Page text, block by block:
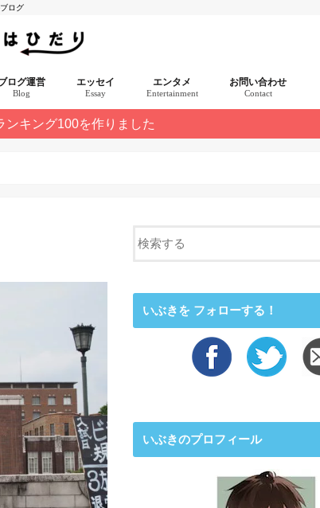
ログ
ログ運営
Blog
エッセイ
Essay
エンタメ
Entertainment
お問い合わせ
Contact
ンキング100を作りました
いぶきを フォローする！
いぶきのプロフィール